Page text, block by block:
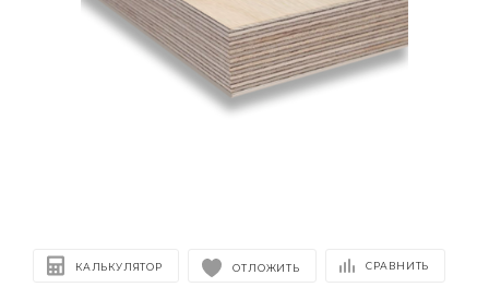
КАЛЬКУЛЯТОР ОТЛОЖИТЬ СРАВНИТЬ